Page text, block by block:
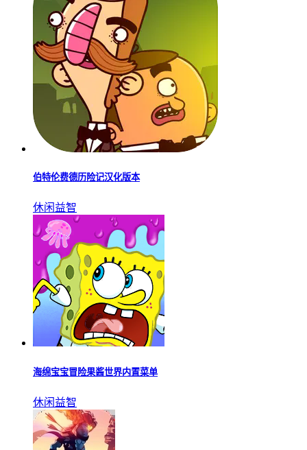
伯特伦费德历险记汉化版本
休闲益智
海绵宝宝冒险果酱世界内置菜单
休闲益智